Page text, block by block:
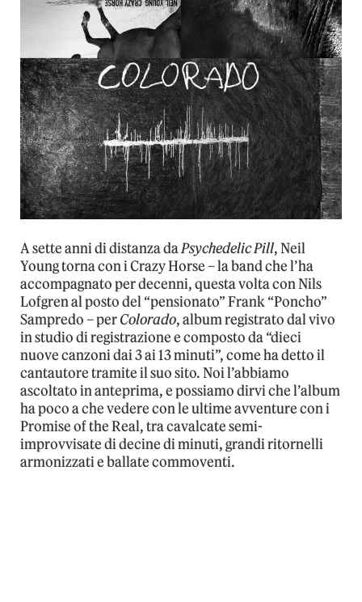
A sette anni di distanza daPsychedelic Pill, Neil
Young torna con i Crazy Horse – la band che l’ha
accompagnato per decenni, questa volta con Nils
Lofgren al posto del “pensionato” Frank “Poncho”
Sampredo – perColorado, album registrato dal vivo
in studio di registrazione e composto da “dieci
nuove canzoni dai 3 ai 13 minuti”, come ha detto il
cantautore tramite il suo sito. Noi l’abbiamo
ascoltato in anteprima, e possiamo dirvi che l’album
ha poco a che vedere con le ultime avventure con i
Promise of the Real, tra cavalcate semi-
improvvisate di decine di minuti, grandi ritornelli
armonizzati e ballate commoventi.